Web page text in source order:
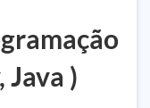
Java )